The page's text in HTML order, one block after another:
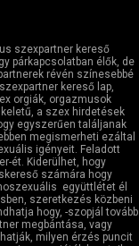
szexpartner kereső
párkapcsolatban élők, de
révén színesebbé
kereső lap,
orgiák, orgazmusok
a szex hirdetések
egyszerűen találjanak
megismerheti ezáltal
igényeit. Feladott
ét. Kiderülhet, hogy
számára hogy
együttlétet él
szeretkezés közbeni
hogy, -szopjál tovább
megbántása, vagy
milyen érzés puncit